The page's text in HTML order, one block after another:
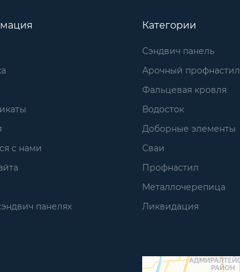
с нами
панелях
Категории
Сэндвич панель
Арочный профнастил
Фальцевая кровля
Водосток
Доборные элементы
Сваи
Профнастил
Металлочерепица
Ликвидация